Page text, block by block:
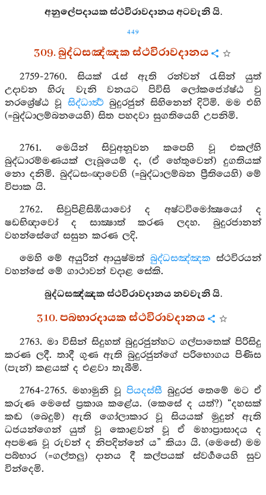
අනුලේපදායක ස්ථවිරාවදානය අටවැනි යි.
449
309. බුද්ධසඤ්ඤක ස්ථවිරාවදානය
2759-2760. සියක් රැස් ඇති රන්වන් රැසින් යුත්
උදාවන හිරු වැනි වනයට පිවිසි ලෝකජ්‍යේෂ්ඨ වු
නරශ්‍රේෂ්ඨ වූ සිද්ධාර්‍ත්‍ථබුදුරජුන් සිහිනෙන් දිටිමි. මම එහි
(=බුද්ධාලම්බනයෙහි) සිත පහදවා සුගතියෙහි උපනිමි.
2761. මෙයින් සිවුඅනූවන කපෙහි වූ එකල්හි
බුද්ධාරම්මණයක් ලැබූයෙම් ද, (ඒ හේතුවෙන්) දුගතියක්
නො දනිමි. බුද්ධසංඥාවෙහි (=බුද්ධාලම්බන ප්‍රීතියෙහි) මේ
විපාක යි.
2762. සිවුපිළිසිඹියාවෝ ද අෂ්ටවිමෝක්‍ෂයෝ ද
ෂඩභිඥාවෝ ද සාක්‍ෂාත් කරණ ලදහ. බුදුරජානන්
වහන්සේගේ සසුන කරණ ලදි.
මෙහි මේ අයුරින් ආයුෂ්මත් බුද්ධසඤ්ඤක ස්ථවිරයන්
වහන්සේ මේ ගාථාවන් වදාළ සේකි.
බුද්ධසඤ්ඤක ස්ථවිරාවදානය නවවැනි යි.
310. පබභාරදායක ස්ථවිරාවදානය
2763. මා විසින් සිදුහත් බුදුරජුන්හට ගල්පාතෙක් පිරිසිදු
කරණ ලදී. තාදී ගුණ ඇති බුදුරජුන්ගේ පරිභොගය පිණිස
(පැන්) කළයක් ද එළවා තැබීමි.
2764-2765. මහාමුනි වූ පියදස්සීබුදුරජ තෙමේ මට ඒ
කරුණ මෙසේ ප්‍රකාශ කළේය. (කෙසේ ද යත්?) “දහසක්
කඬ (බෙදුම්) ඇති ගෝලාකාර වූ සියයක් මුදුන් ඇති
ධජයන්ගෙන් යුත් වූ කොළවන් වූ ඒ මහාප්‍රාසාදය ද
අපමණ වූ රුවන් ද නිපදින්නේ ය” කියා යි. (මෙසේ) මම
පබ්භාර (=ගල්තලු) දානය දී කල්පයක් ස්වර්‍ගයෙහි සුව
වින්දෙමි.